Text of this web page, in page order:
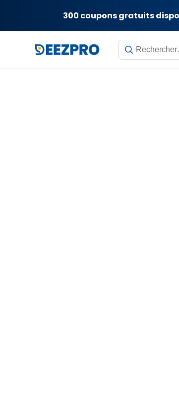
300 coupons gratuits